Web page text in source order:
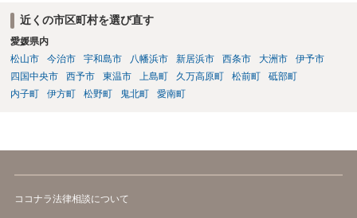
近くの市区町村を選び直す
愛媛県内
松山市
今治市 宇和島市 八幡浜市 新居浜市 西条市 大洲市
伊予市
四国中央市
西予市 東温市 上島町 久万高原町 松前町
砥部町
内子町
伊方町 松野町 鬼北町 愛南町
ココナラ法律相談について